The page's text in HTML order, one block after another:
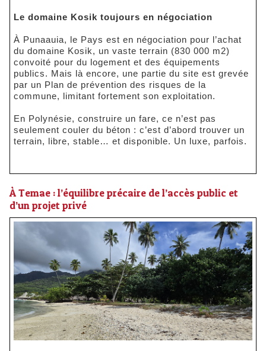
Le domaine Kosik toujours en négociation
À Punaauia, le Pays est en négociation pour l’achat
du domaine Kosik, un vaste terrain (830 000 m2)
convoité pour du logement et des équipements
publics. Mais là encore, une partie du site est grevée
par un Plan de prévention des risques de la
commune, limitant fortement son exploitation.
En Polynésie, construire un fare, ce n’est pas
seulement couler du béton : c’est d’abord trouver un
terrain, libre, stable… et disponible. Un luxe, parfois.
À Temae : l’équilibre précaire de l’accès public et
d’un projet privé